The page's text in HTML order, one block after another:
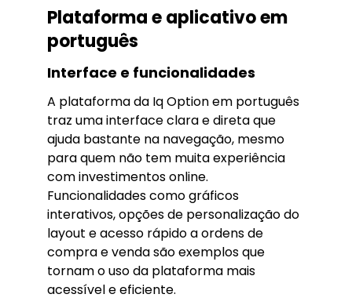
Plataforma e aplicativo em
português
Interface e funcionalidades
A plataforma da Iq Option em português
traz uma interface clara e direta que
ajuda bastante na navegação, mesmo
para quem não tem muita experiência
com investimentos online.
Funcionalidades como gráficos
interativos, opções de personalização do
layout e acesso rápido a ordens de
compra e venda são exemplos que
tornam o uso da plataforma mais
acessível e eficiente.